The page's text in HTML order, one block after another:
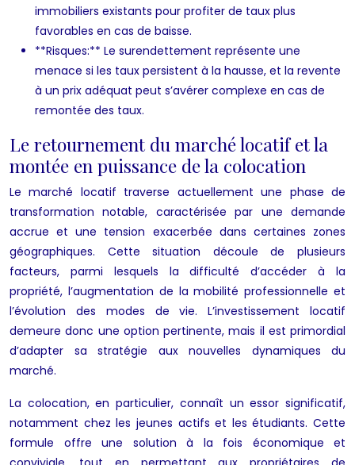
immobiliers existants pour profiter de taux plus
favorables en cas de baisse.
**Risques:** Le surendettement représente une
menace si les taux persistent à la hausse, et la revente
à un prix adéquat peut s’avérer complexe en cas de
remontée des taux.
Le retournement du marché locatif et la
montée en puissance de la colocation
Le marché locatif traverse actuellement une phase de
transformation notable, caractérisée par une demande
accrue et une tension exacerbée dans certaines zones
géographiques. Cette situation découle de plusieurs
facteurs, parmi lesquels la difficulté d’accéder à la
propriété, l’augmentation de la mobilité professionnelle et
l’évolution des modes de vie. L’investissement locatif
demeure donc une option pertinente, mais il est primordial
d’adapter sa stratégie aux nouvelles dynamiques du
marché.
La colocation, en particulier, connaît un essor significatif,
notamment chez les jeunes actifs et les étudiants. Cette
formule offre une solution à la fois économique et